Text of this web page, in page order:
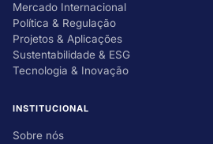
Mercado Internacional
Política & Regulação
Projetos & Aplicações
Sustentabilidade & ESG
Tecnologia & Inovação
INSTITUCIONAL
Sobre nós